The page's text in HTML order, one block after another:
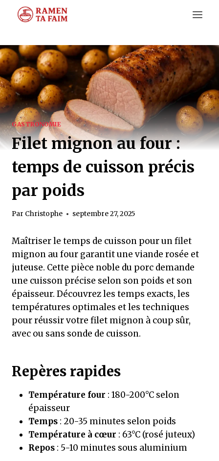
GASTRONOMIE
Filet mignon au four :
temps de cuisson précis
par poids
Par Christophe septembre 27, 2025
Maîtriser le temps de cuisson pour un filet
mignon au four garantit une viande rosée et
juteuse. Cette pièce noble du porc demande
une cuisson précise selon son poids et son
épaisseur. Découvrez les temps exacts, les
températures optimales et les techniques
pour réussir votre filet mignon à coup sûr,
avec ou sans sonde de cuisson.
Repères rapides
Température four : 180-200°C selon
épaisseur
Temps : 20-35 minutes selon poids
Température à cœur : 63°C (rosé juteux)
Repos : 5-10 minutes sous aluminium